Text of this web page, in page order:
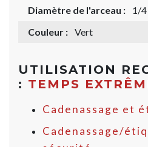
Diamètre de l'arceau :
1/4
Couleur : Vert
UTILISATION
: TEMPS
Cadenassage et
Cadenassage/